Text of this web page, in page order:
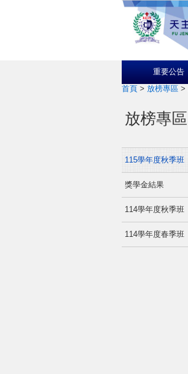
重要公告
首頁 > 放榜專區 >
放榜專區
115學年度秋季班
獎學金結果
114學年度秋季班
114學年度春季班